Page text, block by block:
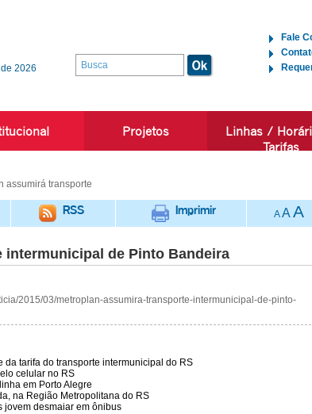
2026
Fale
Projetos
Linhas /
Tarifas
assumirá transporte
RSS Imprimir A A A
de Pinto Bandeira
2015/03/metroplan-assumira-transporte-intermunicipal-de-pinto-
tarifa do transporte intermunicipal do RS
celular no RS
em Porto Alegre
na Região Metropolitana do RS
jovem desmaiar em ônibus